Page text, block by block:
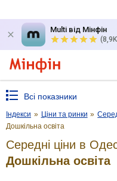
Multi від Мінфін
Всі показники
Індекси » Ціни та ринки »
Дошкільна освіта
Середні ціни в
Дошкільна освіта